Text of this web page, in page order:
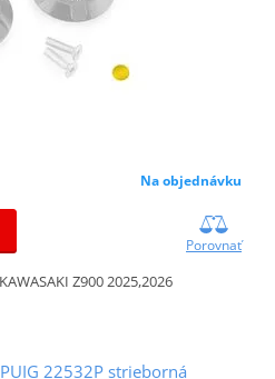
Na objednávku
Porovnať
Z900 2025,2026
22532P strieborná